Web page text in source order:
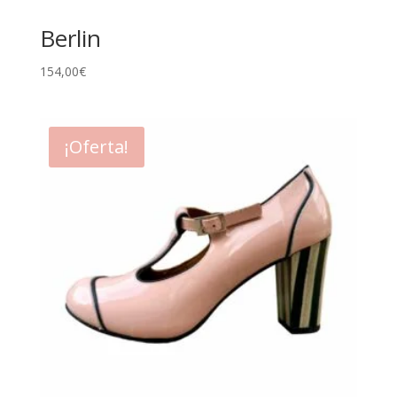
Berlin
154,00€
¡Oferta!